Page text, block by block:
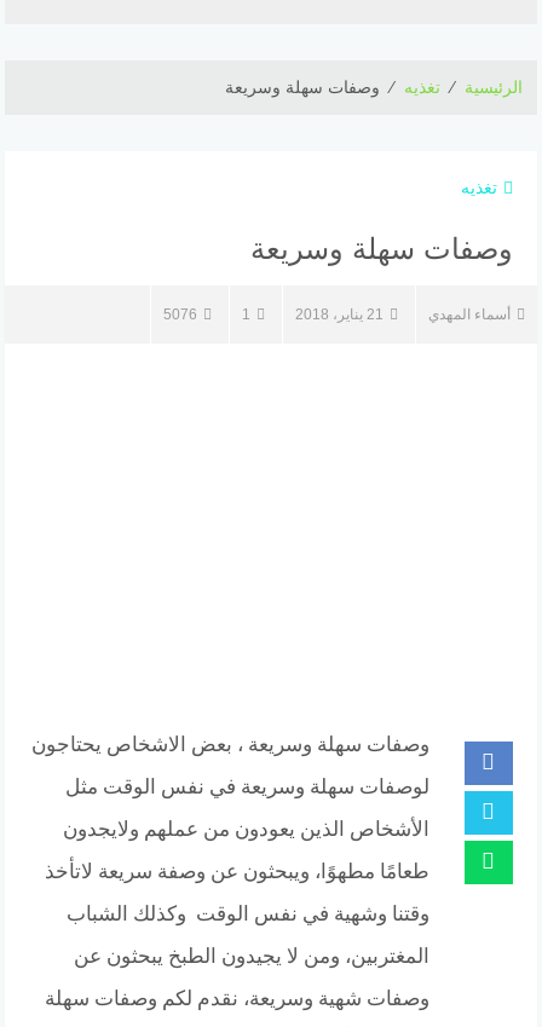
الرئيسية ⁄ تغذيه ⁄ وصفات سهلة وسريعة
تغذيه
وصفات سهلة وسريعة
أسماء المهدي 21 يناير، 2018 1
5076
وصفات سهلة وسريعة ، بعض الاشخاص يحتاجون
لوصفات سهلة وسريعة في نفس الوقت مثل
الأشخاص الذين يعودون من عملهم ولايجدون
طعامًا مطهوًا، ويبحثون عن وصفة سريعة لاتأخذ
وقتنا وشهية في نفس الوقت وكذلك الشباب
المغتربين، ومن لا يجيدون الطبخ يبحثون عن
وصفات شهية وسريعة، نقدم لكم وصفات سهلة